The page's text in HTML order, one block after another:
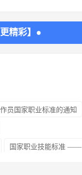
精彩】●
员国家职业标准的通知
国家职业技能标准 ——